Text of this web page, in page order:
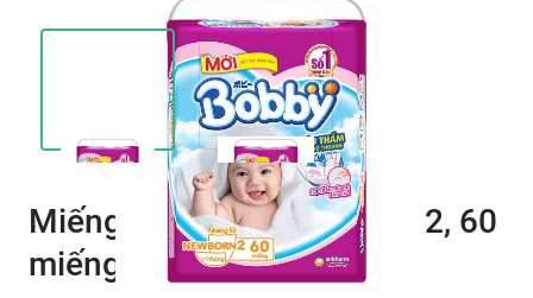
Miếng lót Bobby Newborn 2, 60
miếng TA103